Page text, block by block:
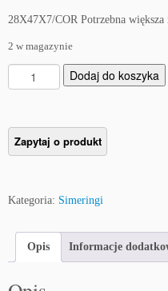
28X47X7/COR Potrzebna
2 w magazynie
l
S
m
n
g
Dodaj do koszyka
Kategoria: Simeringi
Opis Informacje